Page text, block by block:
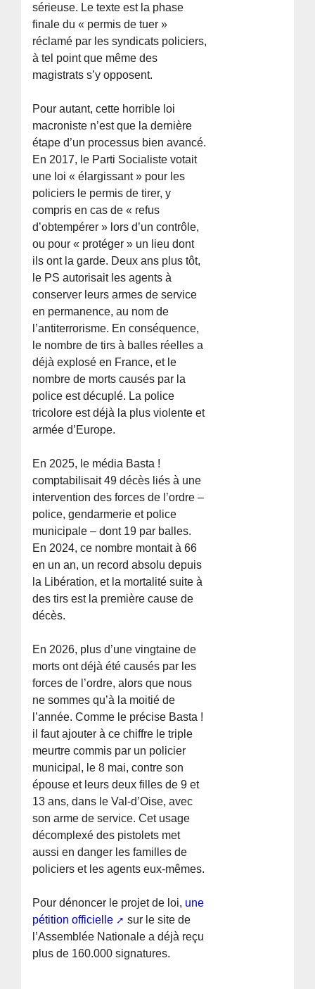
sérieuse. Le texte est la phase
finale du « permis de tuer »
réclamé par les syndicats policiers,
à tel point que même des
magistrats s’y opposent.
Pour autant, cette horrible loi
macroniste n’est que la dernière
étape d’un processus bien avancé.
En 2017, le Parti Socialiste votait
une loi « élargissant » pour les
policiers le permis de tirer, y
compris en cas de « refus
d’obtempérer » lors d’un contrôle,
ou pour « protéger » un lieu dont
ils ont la garde. Deux ans plus tôt,
le PS autorisait les agents à
conserver leurs armes de service
en permanence, au nom de
l’antiterrorisme. En conséquence,
le nombre de tirs à balles réelles a
déjà explosé en France, et le
nombre de morts causés par la
police est décuplé. La police
tricolore est déjà la plus violente et
armée d’Europe.
En 2025, le média Basta !
comptabilisait 49 décès liés à une
intervention des forces de l’ordre –
police, gendarmerie et police
municipale – dont 19 par balles.
En 2024, ce nombre montait à 66
en un an, un record absolu depuis
la Libération, et la mortalité suite à
des tirs est la première cause de
décès.
En 2026, plus d’une vingtaine de
morts ont déjà été causés par les
forces de l’ordre, alors que nous
ne sommes qu’à la moitié de
l’année. Comme le précise Basta !
il faut ajouter à ce chiffre le triple
meurtre commis par un policier
municipal, le 8 mai, contre son
épouse et leurs deux filles de 9 et
13 ans, dans le Val-d’Oise, avec
son arme de service. Cet usage
décomplexé des pistolets met
aussi en danger les familles de
policiers et les agents eux-mêmes.
Pour dénoncer le projet de loi, une
pétition officielle
sur le site de
l’Assemblée Nationale a déjà reçu
plus de 160.000 signatures.